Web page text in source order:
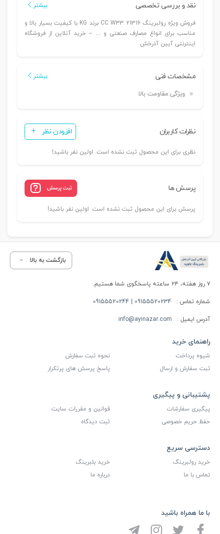
نقد و بررسی تخصصی بیشتر
فروش ویژه رولبرینگ 21316 CC W33 برند KG با کیفیت بسیار بالا و
مناسب برای انواع مصارف صنعتی و … – خرید آنلاین از فروشگاه
اینترنتی آیین آذرخش
مشخصات فنی بیشتر
ویژگی:مقاومت بالا
نظرات کاربران افزودن نظر
نظری برای این محصول ثبت نشده است. اولین نفر باشید!
پرسش ها ثبت پرسش
پرسش برای این محصول ثبت نشده است. اولین نفر باشید!
بازگشت به بالا
۷ روز هفته، ۲۴ ساعته پاسخگوی شما هستیم.
شماره تماس : 09155520234 | 09155520244
آدرس ایمیل : info@ayinazar.com
راهنمای خرید
شیوه پرداخت
نحوه ثبت سفارش
ثبت سفارش و ارسال
پاسخ پرسش های پرتکرار
پشتیبانی و پیگیری
پیگیری سفارشات
قوانین و مقررات سایت
حفظ حریم خصوصی
ثبت دیدگاه
دسترسی سریع
خرید رولبرینگ
خرید بلبرینگ
تماس با ما
درباره ما
با ما همراه باشید